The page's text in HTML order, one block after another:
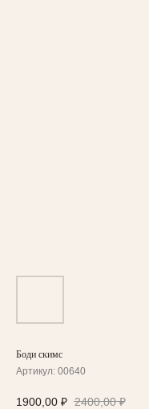
Боди скимс
Артикул: 00640
1900,00 ₽ 2400,00 ₽